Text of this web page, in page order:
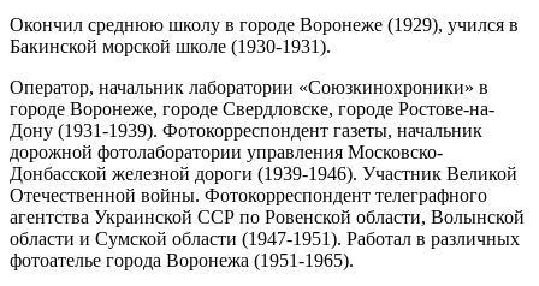
Окончил среднюю школу в городе Воронеже (1929), учился в
Бакинской морской школе (1930-1931).
Оператор, начальник лаборатории «Союзкинохроники» в
городе Воронеже, городе Свердловске, городе Ростове-на-
Дону (1931-1939). Фотокорреспондент газеты, начальник
дорожной фотолаборатории управления Московско-
Донбасской железной дороги (1939-1946). Участник Великой
Отечественной войны. Фотокорреспондент телеграфного
агентства Украинской ССР по Ровенской области, Волынской
области и Сумской области (1947-1951). Работал в различных
фотоателье города Воронежа (1951-1965).